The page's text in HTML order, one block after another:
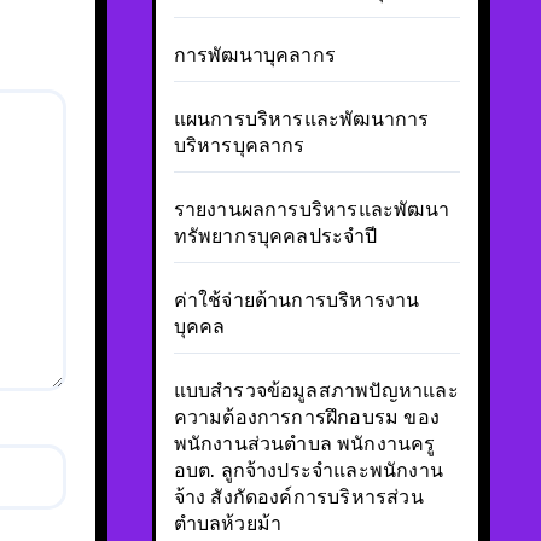
การพัฒนาบุคลากร
แผนการบริหารและพัฒนาการ
บริหารบุคลากร
รายงานผลการบริหารและพัฒนา
ทรัพยากรบุคคลประจำปี
ค่าใช้จ่ายด้านการบริหารงาน
บุคคล
แบบสำรวจข้อมูลสภาพปัญหาและ
ความต้องการการฝึกอบรม ของ
พนักงานส่วนตำบล พนักงานครู
อบต. ลูกจ้างประจำและพนักงาน
จ้าง สังกัดองค์การบริหารส่วน
ตำบลห้วยม้า